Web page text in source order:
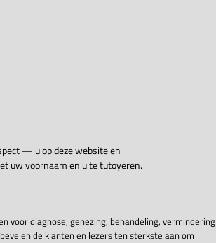
— u op deze website en
uw voornaam en u te tutoyeren.
voor diagnose, genezing, behandeling, vermindering
de klanten en lezers ten sterkste aan om